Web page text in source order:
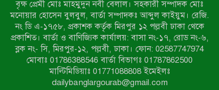
পোরশায় গণঅভ্যুত্থান দিবসে শহিদ ও
জুলাই যোদ্ধাদের সংবর্ধনা
৩৬ জুলাই মহামুক্তি দিবস: শ্রমজীবী
মানুষের অধিকার রক্ষায় সিরাজগঞ্জে শ্রমিক
অধিকার পরিষদের জোরালো অবস্থান
বৃক্ষ প্রেমী মোঃ মাহমুদুন নবী বেলাল। সহকারী সম্পাদক মোঃ
মনোয়ার হোসেন বুলবুল, বার্তা সম্পাদকঃ আব্দুল কাইয়ুম। রেজি.
নং ডি এ-১৭৫৮, প্রকাশক কর্তৃক মিরপুর ১২ পল্লবী ঢাকা থেকে
প্রকাশিত। বার্তা ও বাণিজ্যিক কার্যালয়: বাসা নং-১৭, রোড নং-৬,
ব্লক নং- সি, মিরপুর-১২, পল্লবী, ঢাকা। ফোন: 02587747974
মোবাঃ 01786388546 বার্তা বিভাগঃ 01787862500
মাল্টিমিডিয়াঃ 01771088808 ইমেইলঃ
dailybanglargourab@gmail.com